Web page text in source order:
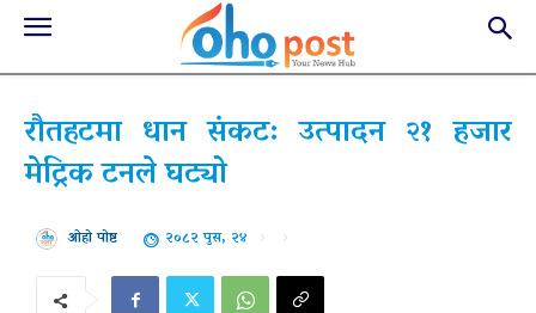
रौतहटमा धान संकट: उत्पादन २१ हजार
मेट्रिक टनले घट्यो
ओहो पोष्ट २०८२ पुस, २४